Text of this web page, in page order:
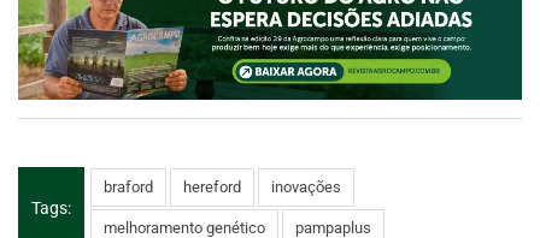
Tags:
braford hereford inovações
melhoramento genético pampaplus